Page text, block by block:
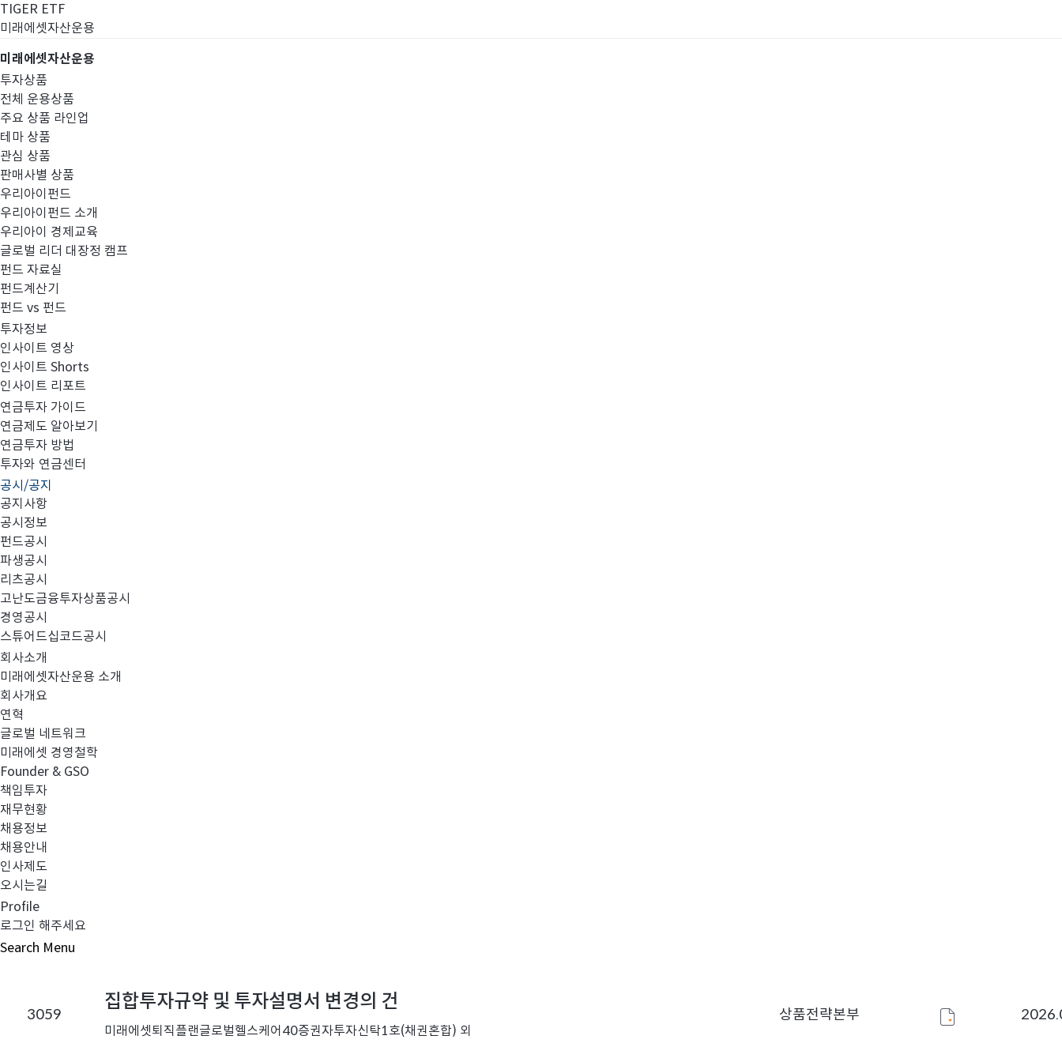
TIGER ETF
미래에셋자산운용
미래에셋자산운용
투자상품
전체 운용상품
주요 상품 라인업
테마 상품
관심 상품
판매사별 상품
우리아이펀드
우리아이펀드 소개
우리아이 경제교육
글로벌 리더 대장정 캠프
펀드 자료실
펀드계산기
펀드 vs 펀드
투자정보
인사이트 영상
인사이트 Shorts
인사이트 리포트
연금투자 가이드
연금제도 알아보기
연금투자 방법
투자와 연금센터
공시/공지
공지사항
공시정보
펀드공시
파생공시
리츠공시
고난도금융투자상품공시
경영공시
스튜어드십코드공시
회사소개
미래에셋자산운용 소개
회사개요
연혁
글로벌 네트워크
미래에셋 경영철학
Founder & GSO
책임투자
재무현황
채용정보
채용안내
인사제도
오시는길
Profile
로그인 해주세요
Search Menu
공시정보
펀드공시
#집합투자규약 및 투자설명서 변경
총 3061건
번
호
,
제
목
,
출
처
,
첨
부
파
번호
3061
3060
3059
집합투자규약 및 투자설명서 변경의 건
미래에셋퇴직플랜글로벌헬스케어40증권자투자신탁1호(채권혼합) 외
상품전략본부